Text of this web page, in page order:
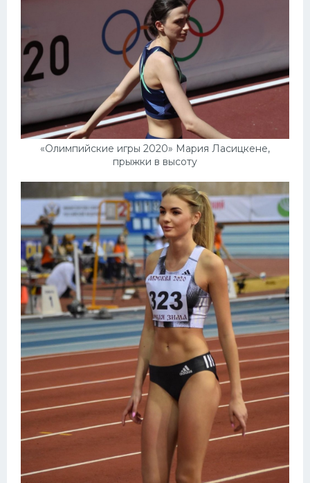
«Олимпийские игры 2020» Мария Ласицкене,
прыжки в высоту